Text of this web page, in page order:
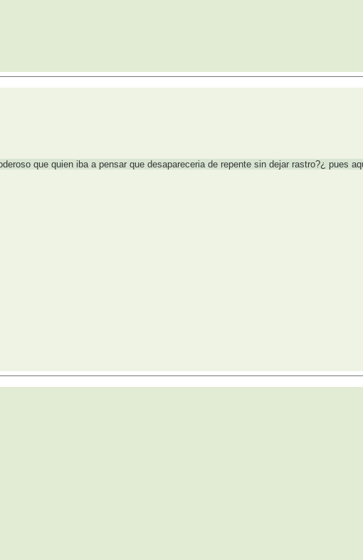
que quien iba a pensar que desapareceria de repente sin dejar rastro?¿ pues